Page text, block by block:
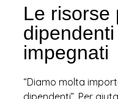
Le risorse
impegnati
“Diamo molta
dipendenti”. Per